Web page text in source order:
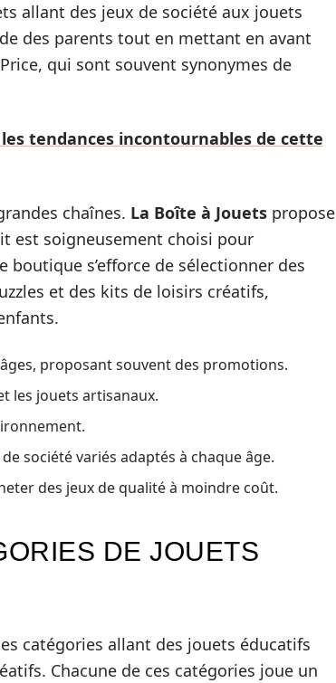
allant des jeux de société aux jouets
des parents tout en mettant en avant
qui sont souvent synonymes de
tendances incontournables de cette
chaînes. La Boîte à Jouets propose
est soigneusement choisi pour
boutique s’efforce de sélectionner des
et des kits de loisirs créatifs,
proposant souvent des promotions.
les jouets artisanaux.
société variés adaptés à chaque âge.
des jeux de qualité à moindre coût.
DE JOUETS
catégories allant des jouets éducatifs
Chacune de ces catégories joue un